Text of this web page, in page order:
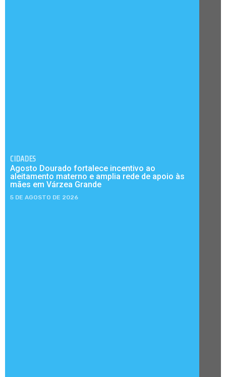
CIDADES
Agosto Dourado fortalece incentivo ao
aleitamento materno e amplia rede de apoio às
mães em Várzea Grande
5 DE AGOSTO DE 2026